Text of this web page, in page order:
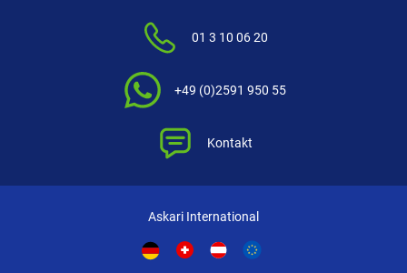
01 3 10 06 20
+49 (0)2591 950 55
Kontakt
Askari International